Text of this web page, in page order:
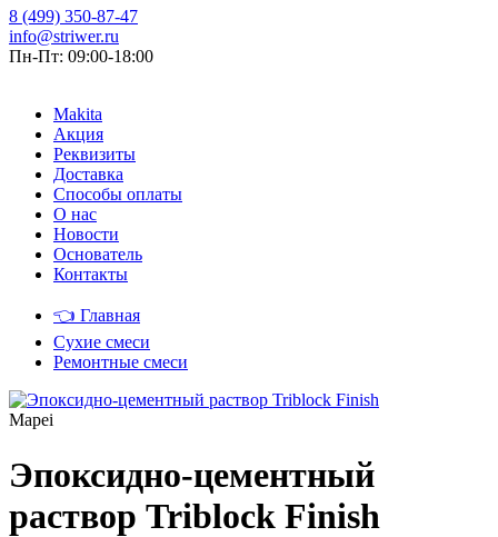
8 (499) 350-87-47
info@striwer.ru
Пн-Пт: 09:00-18:00
Makita
Акция
Реквизиты
Доставка
Способы оплаты
О нас
Новости
Основатель
Контакты
👈 Главная
Сухие смеси
Ремонтные смеси
Mapei
Эпоксидно-цементный
раствор Triblock Finish